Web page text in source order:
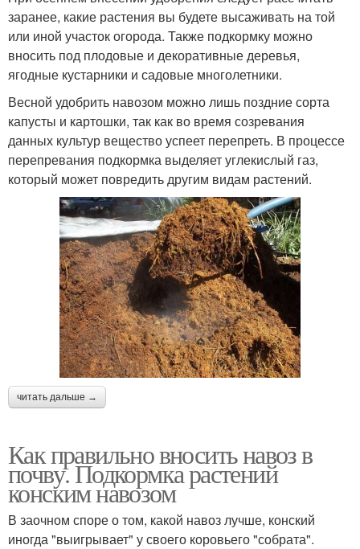
Нитраты от навоза Навоз в гранулах
Гранулированный
навоз
Свежий навоз
Навоз для удобрения Конский компост
Компост из конского
навоза
Удобрения из конского
навоза
Навоз для клубники
заранее, какие растения вы будете высаживать на той
или иной участок огорода. Также подкормку можно
вносить под плодовые и декоративные деревья,
ягодные кустарники и садовые многолетники.
Весной удобрить навозом можно лишь поздние сорта
капусты и картошки, так как во время созревания
данных культур вещество успеет перепреть. В процессе
перепревания подкормка выделяет углекислый газ,
который может повредить другим видам растений.
читать дальше →
Как правильно вносить навоз в
почву. Подкормка растений
конским навозом
В заочном споре о том, какой навоз лучше, конский
иногда "выигрывает" у своего коровьего "собрата".